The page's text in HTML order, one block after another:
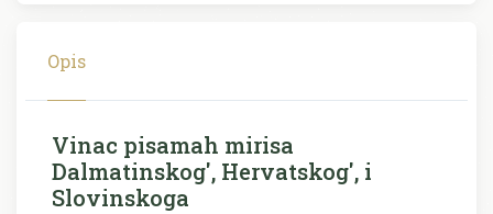
Opis
Vinac pisamah mirisa
Dalmatinskog', Hervatskog', i
Slovinskoga